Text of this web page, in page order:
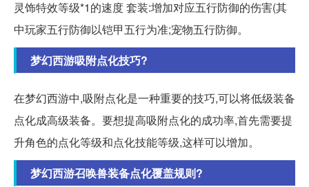
灵饰特效等级*1的速度 套装:增加对应五行防御的伤害(其
中玩家五行防御以铠甲五行为准;宠物五行防御。
梦幻西游吸附点化技巧?
在梦幻西游中,吸附点化是一种重要的技巧,可以将低级装备
点化成高级装备。要想提高吸附点化的成功率,首先需要提
升角色的点化等级和点化技能等级,这样可以增加。
梦幻西游召唤兽装备点化覆盖规则?